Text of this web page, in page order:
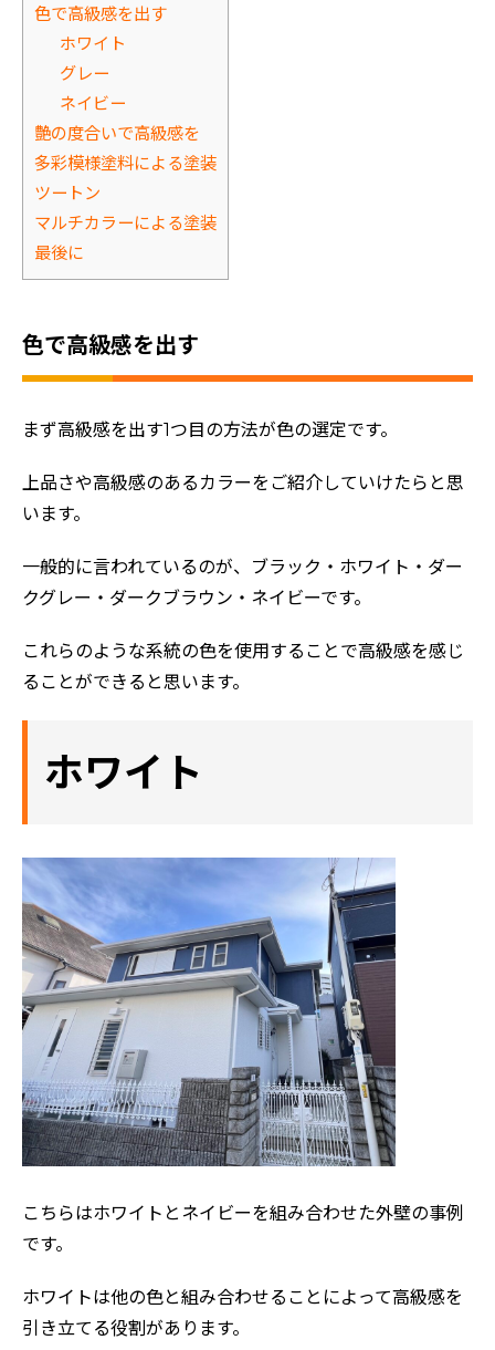
色で高級感を出す
ホワイト
グレー
ネイビー
艶の度合いで高級感を
多彩模様塗料による塗装
ツートン
マルチカラーによる塗装
最後に
色で高級感を出す
まず高級感を出す1つ目の方法が色の選定です。
上品さや高級感のあるカラーをご紹介していけたらと思
います。
一般的に言われているのが、ブラック・ホワイト・ダー
クグレー・ダークブラウン・ネイビーです。
これらのような系統の色を使用することで高級感を感じ
ることができると思います。
ホワイト
こちらはホワイトとネイビーを組み合わせた外壁の事例
です。
ホワイトは他の色と組み合わせることによって高級感を
引き立てる役割があります。